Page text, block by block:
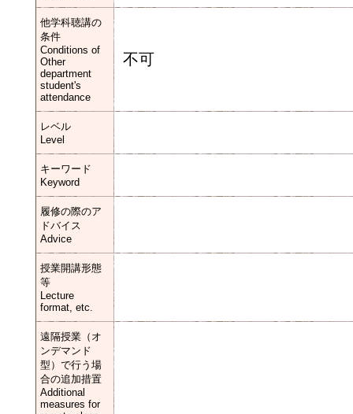
他学科聴講の
条件
Conditions of
Other
department
student's
attendance
不可
レベル
Level
キーワード
Keyword
履修の際のア
ドバイス
Advice
授業開講形態
等
Lecture
format, etc.
遠隔授業（オ
ンデマンド
型）で行う場
合の追加措置
Additional
measures for